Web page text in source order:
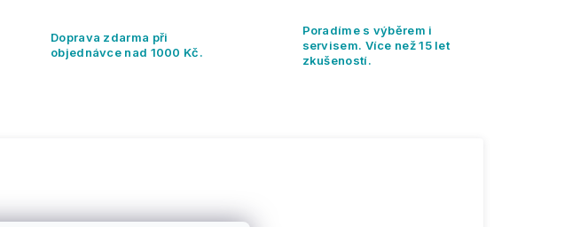
Doprava zdarma při
objednávce nad 1000 Kč.
Poradíme s výběrem i
servisem. Více než 15 let
zkušeností.